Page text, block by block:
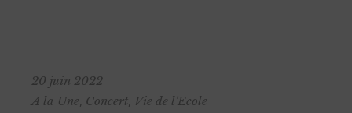
20 juin 2022
A la Une, Concert, Vie de l'Ecole